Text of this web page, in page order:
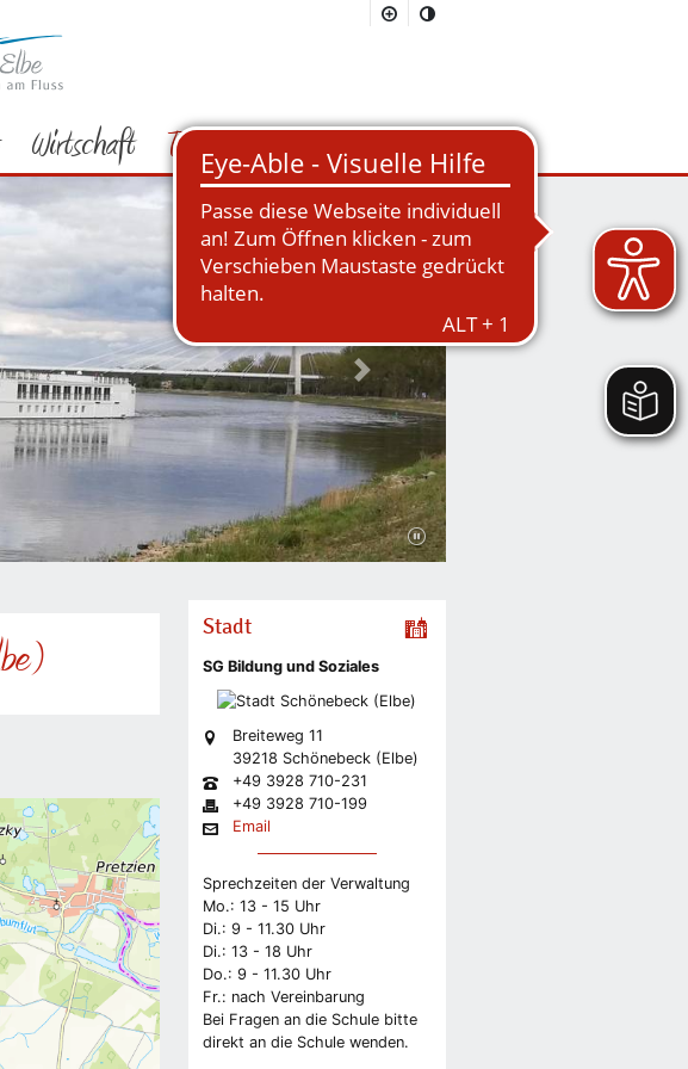
Wirtschaft Tourismus Suchmaske öffnen/schließen
Nächstes Bild
Stadt
SG Bildung und Soziales
Breiteweg 11
39218 Schönebeck (Elbe)
+49 3928 710-231
+49 3928 710-199
Email
Sprechzeiten der Verwaltung
Mo.: 13 - 15 Uhr
Di.: 9 - 11.30 Uhr
Di.: 13 - 18 Uhr
Do.: 9 - 11.30 Uhr
Fr.: nach Vereinbarung
Bei Fragen an die Schule bitte
direkt an die Schule wenden.